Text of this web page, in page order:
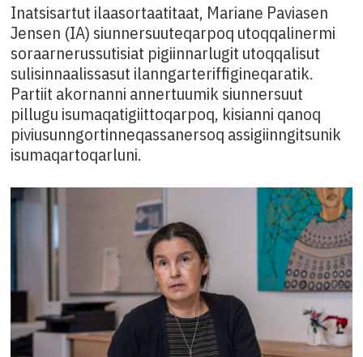
Inatsisartut ilaasortaatitaat, Mariane Paviasen
Jensen (IA) siunnersuuteqarpoq utoqqalinermi
soraarnerussutisiat pigiinnarlugit utoqqalisut
sulisinnaalissasut ilanngarteriffigineqaratik.
Partiit akornanni annertuumik siunnersuut
pillugu isumaqatigiittoqarpoq, kisianni qanoq
piviusunngortinneqassanersoq assigiinngitsunik
isumaqartoqarluni.